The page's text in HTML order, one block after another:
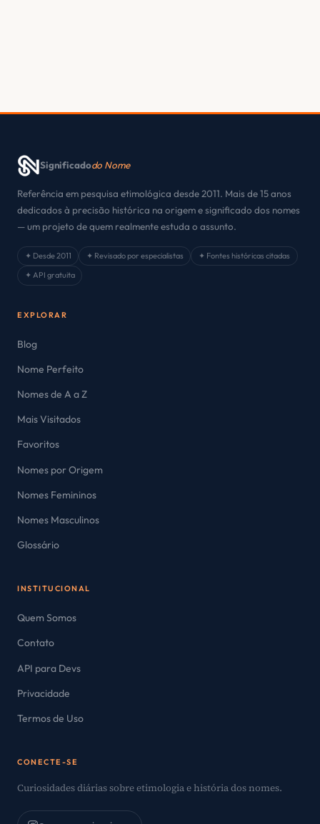
Significadodo Nome
Referência em pesquisa etimológica desde 2011. Mais de 15 anos
dedicados à precisão histórica na origem e significado dos nomes
— um projeto de quem realmente estuda o assunto.
✦ Desde 2011 ✦ Revisado por especialistas
✦ Fontes históricas citadas
✦ API gratuita
EXPLORAR
Blog
Nome Perfeito
Nomes de A a Z
Mais Visitados
Favoritos
Nomes por Origem
Nomes Femininos
Nomes Masculinos
Glossário
INSTITUCIONAL
Quem Somos
Contato
API para Devs
Privacidade
Termos de Uso
CONECTE-SE
Curiosidades diárias sobre etimologia e história dos nomes.